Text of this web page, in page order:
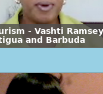
- Vashti
and Barbuda